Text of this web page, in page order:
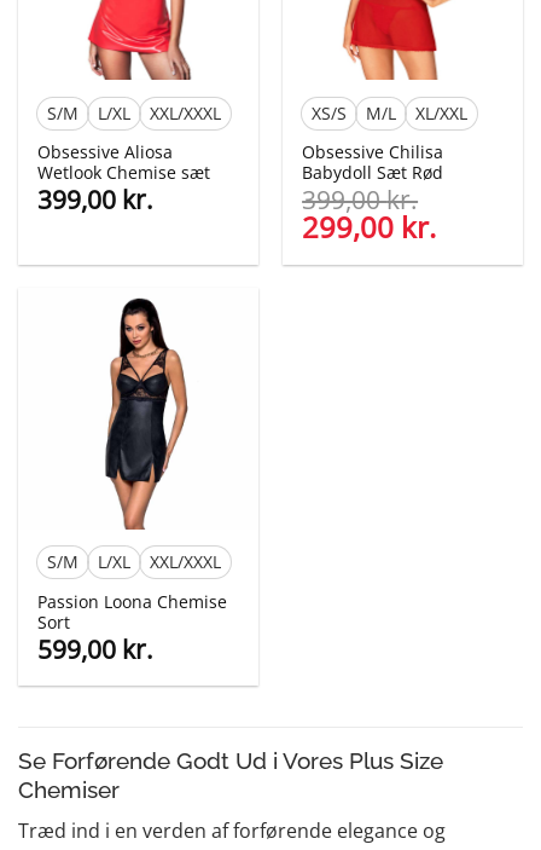
S/M L/XL
XXL/XXXL
Obsessive Aliosa
Wetlook Chemise sæt
399,00 kr.
XS/S M/L
XL/XXL
Obsessive Chilisa
Babydoll Sæt Rød
399,00kr.
Den
oprindelige
pris
299,00 kr.
aktuelle
pris
S/M L/XL
XXL/XXXL
Passion Loona Chemise
Sort
599,00 kr.
Se Forførende Godt Ud i Vores Plus Size
Chemiser
Træd ind i en verden af forførende elegance og